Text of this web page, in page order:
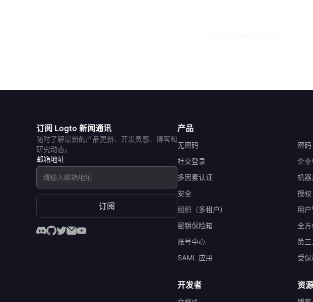
订阅 Logto 新闻通讯
随时了解最新的产品更新、开发灵感、博客和
研究动态。
邮箱地址
订阅
产品
无密码
密码
社交登录
企业
多因素认证
机
安全
授权
组织（多租户）
用
密钥保险箱
全
账号中心
第
SAML 应用
受保
开发者 资源